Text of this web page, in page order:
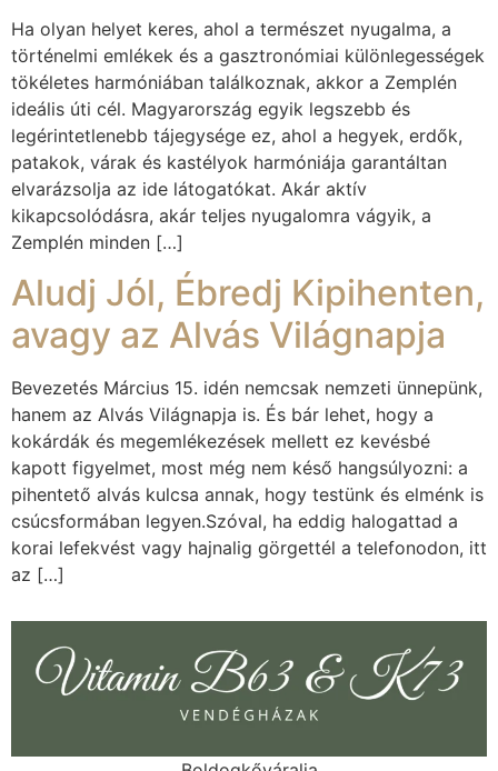
Ha olyan helyet keres, ahol a természet nyugalma, a
történelmi emlékek és a gasztronómiai különlegességek
tökéletes harmóniában találkoznak, akkor a Zemplén
ideális úti cél. Magyarország egyik legszebb és
legérintetlenebb tájegysége ez, ahol a hegyek, erdők,
patakok, várak és kastélyok harmóniája garantáltan
elvarázsolja az ide látogatókat. Akár aktív
kikapcsolódásra, akár teljes nyugalomra vágyik, a
Zemplén minden […]
Aludj Jól, Ébredj Kipihenten,
avagy az Alvás Világnapja
Bevezetés Március 15. idén nemcsak nemzeti ünnepünk,
hanem az Alvás Világnapja is. És bár lehet, hogy a
kokárdák és megemlékezések mellett ez kevésbé
kapott figyelmet, most még nem késő hangsúlyozni: a
pihentető alvás kulcsa annak, hogy testünk és elménk is
csúcsformában legyen.Szóval, ha eddig halogattad a
korai lefekvést vagy hajnalig görgettél a telefonodon, itt
az […]